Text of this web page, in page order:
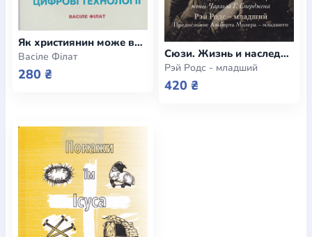
Як християнин може викоистовувати цифрові технології
Васіле Філат
280 ₴
Сюзи. Жизнь и наследие Сюзанны Сперджен
Рэй Родс - младший
420 ₴